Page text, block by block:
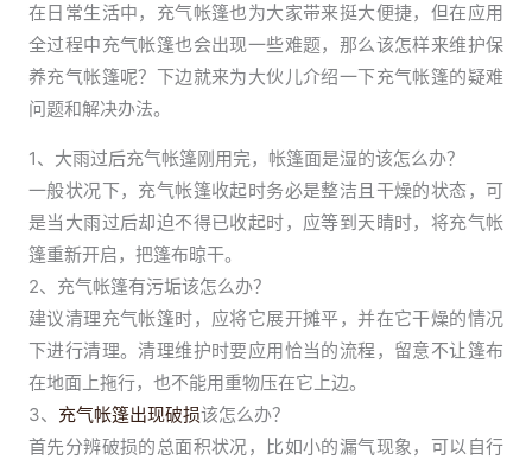
在日常生活中，充气帐篷也为大家带来挺大便捷，但在应用
全过程中充气帐篷也会出现一些难题，那么该怎样来维护保
养充气帐篷呢？下边就来为大伙儿介绍一下充气帐篷的疑难
问题和解决办法。
1、大雨过后充气帐篷刚用完，帐篷面是湿的该怎么办？
一般状况下，充气帐篷收起时务必是整洁且干燥的状态，可
是当大雨过后却迫不得已收起时，应等到天睛时，将充气帐
篷重新开启，把篷布晾干。
2、充气帐篷有污垢该怎么办？
建议清理充气帐篷时，应将它展开摊平，并在它干燥的情况
下进行清理。清理维护时要应用恰当的流程，留意不让篷布
在地面上拖行，也不能用重物压在它上边。
3、 充气帐篷出现破损该怎么办？
首先分辨破损的总面积状况，比如小的漏气现象，可以自行